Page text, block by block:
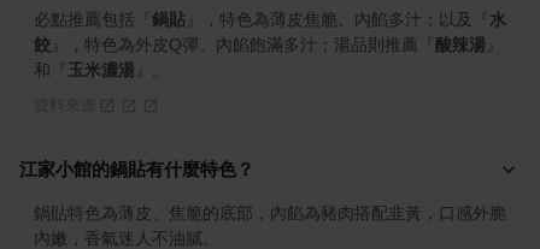
必點推薦包括 鍋貼 ，特色為薄皮焦脆、內餡多汁；以及
水
餃
，特色為外皮Q彈、內餡飽滿多汁；湯品則推薦 酸辣湯
和
玉米濃湯
江家小館的鍋貼有什麼特色？
鍋貼特色為薄皮、焦脆的底部，內餡為豬肉搭配韭黃，口感外脆
內嫩，香氣迷人不油膩。